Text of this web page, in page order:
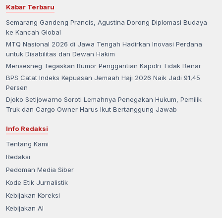
Kabar Terbaru
Semarang Gandeng Prancis, Agustina Dorong Diplomasi Budaya
ke Kancah Global
MTQ Nasional 2026 di Jawa Tengah Hadirkan Inovasi Perdana
untuk Disabilitas dan Dewan Hakim
Mensesneg Tegaskan Rumor Penggantian Kapolri Tidak Benar
BPS Catat Indeks Kepuasan Jemaah Haji 2026 Naik Jadi 91,45
Persen
Djoko Setijowarno Soroti Lemahnya Penegakan Hukum, Pemilik
Truk dan Cargo Owner Harus Ikut Bertanggung Jawab
Info Redaksi
Tentang Kami
Redaksi
Pedoman Media Siber
Kode Etik Jurnalistik
Kebijakan Koreksi
Kebijakan AI